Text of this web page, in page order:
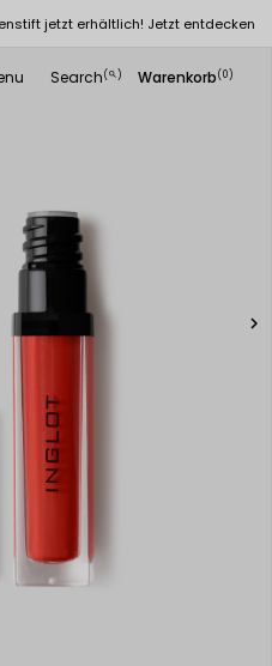
jetzt erhältlich! Jetzt entdecken
Search(
search ) Warenkorb(0)
